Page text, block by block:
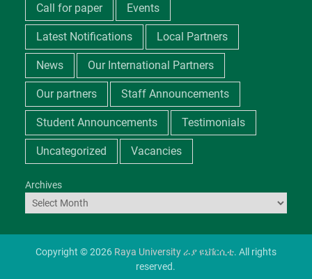
Call for paper Events
Latest Notifications Local Partners
News Our International Partners
Our partners Staff Announcements
Student Announcements Testimonials
Uncategorized Vacancies
Archives
Copyright © 2026 Raya University ራያ ዩኒቨርሲቲ. All rights
reserved.